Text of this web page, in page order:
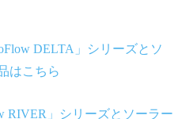
DELTA」シリーズとソ
はこちら
RIVER」シリーズとソーラー